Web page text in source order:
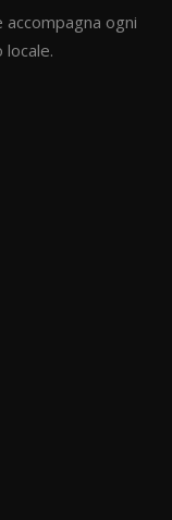
ogni
locale.